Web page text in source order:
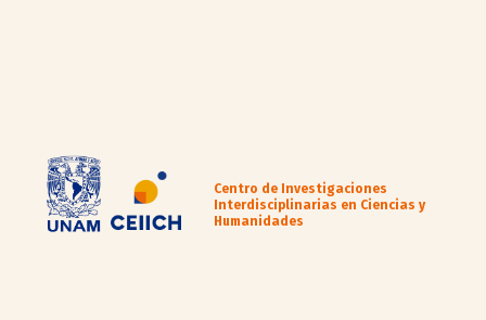
Centro de Investigaciones
Interdisciplinarias en Ciencias y
Humanidades